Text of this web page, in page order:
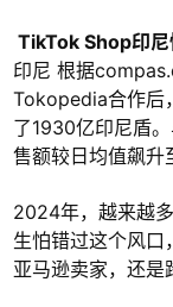
TikTok Shop印尼
印尼 根据
Tokopedia合作后
了1930亿印尼盾
售额较日均值飙升
2024年，越来越
生怕错过这个风
亚马逊卖家，还是